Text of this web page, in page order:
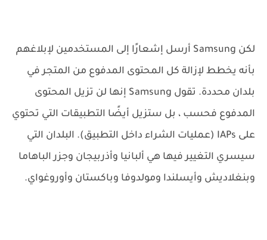
لكن Samsung أرسل إشعارًا إلى المستخدمين لإبلاغهم
بأنه يخطط لإزالة كل المحتوى المدفوع من المتجر في
بلدان محددة. تقول Samsung إنها لن تزيل المحتوى
المدفوع فحسب ، بل ستزيل أيضًا التطبيقات التي تحتوي
على IAPs (عمليات الشراء داخل التطبيق). البلدان التي
سيسري التغيير فيها هي ألبانيا وأذربيجان وجزر الباهاما
وبنغلاديش وأيسلندا ومولدوفا وباكستان وأوروغواي.